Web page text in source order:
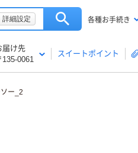
詳細設定 各種お手続き
届け先
135-0061
スイートポイント
ー_2